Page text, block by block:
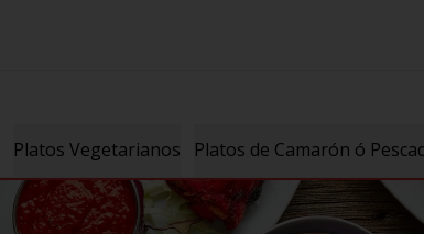
Platos Vegetarianos Platos de Camarón ó